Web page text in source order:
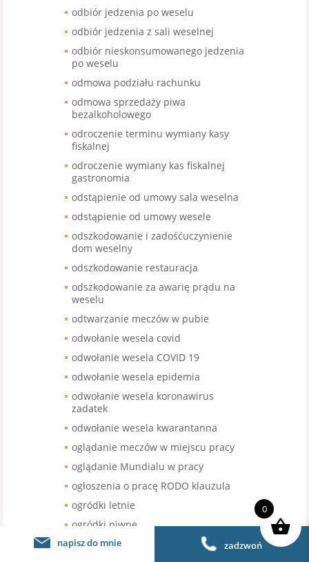
odbiór jedzenia po weselu
odbiór jedzenia z sali weselnej
odbiór nieskonsumowanego jedzenia
po weselu
odmowa podziału rachunku
odmowa sprzedaży piwa
bezalkoholowego
odroczenie terminu wymiany kasy
fiskalnej
odroczenie wymiany kas fiskalnej
gastronomia
odstąpienie od umowy sala weselna
odstąpienie od umowy wesele
odszkodowanie i zadośćuczynienie
dom weselny
odszkodowanie restauracja
odszkodowanie za awarię prądu na
weselu
odtwarzanie meczów w pubie
odwołanie wesela covid
odwołanie wesela COVID 19
odwołanie wesela epidemia
odwołanie wesela koronawirus
zadatek
odwołanie wesela kwarantanna
oglądanie meczów w miejscu pracy
oglądanie Mundialu w pracy
ogłoszenia o pracę RODO klauzula
ogródki letnie
ogródki piwne
ogródki restauracyjne
napisz do mnie zadzwoń
0